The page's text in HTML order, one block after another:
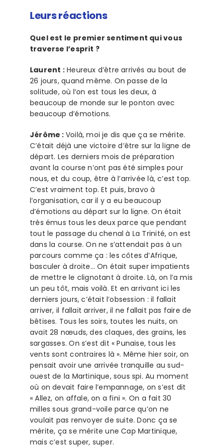
Leurs réactions
Quel est le premier sentiment qui vous
traverse l’esprit ?
Laurent :Heureux d’être arrivés au bout de
26 jours, quand même. On passe de la
solitude, où l’on est tous les deux, à
beaucoup de monde sur le ponton avec
beaucoup d’émotions.
Jérôme : Voilà, moi je dis que ça se mérite.
C’était déjà une victoire d’être sur la ligne de
départ. Les derniers mois de préparation
avant la course n’ont pas été simples pour
nous, et du coup, être à l’arrivée là, c’est top.
C’est vraiment top. Et puis, bravo à
l’organisation, car il y a eu beaucoup
d’émotions au départ sur la ligne. On était
très émus tous les deux parce que pendant
tout le passage du chenal à La Trinité, on est
dans la course. On ne s’attendait pas à un
parcours comme ça : les côtes d’Afrique,
basculer à droite… On était super impatients
de mettre le clignotant à droite. Là, on l’a mis
un peu tôt, mais voilà. Et en arrivant ici les
derniers jours, c’était l’obsession : il fallait
arriver, il fallait arriver, il ne fallait pas faire de
bêtises. Tous les soirs, toutes les nuits, on
avait 28 nœuds, des claques, des grains, les
sargasses. On s’est dit « Punaise, tous les
vents sont contraires là ». Même hier soir, on
pensait avoir une arrivée tranquille au sud-
ouest de la Martinique, sous spi. Au moment
où on devait faire l’empannage, on s’est dit
« Allez, on affale, on a fini ». On a fait 30
milles sous grand-voile parce qu’on ne
voulait pas renvoyer de suite. Donc ça se
mérite, ça se mérite une Cap Martinique,
mais c’est super, super.